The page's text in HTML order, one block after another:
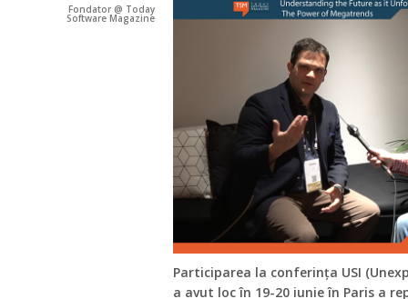
Fondator @ Today
Software Magazine
Participarea la conferința USI
a avut loc în 19-20 iunie în Paris a